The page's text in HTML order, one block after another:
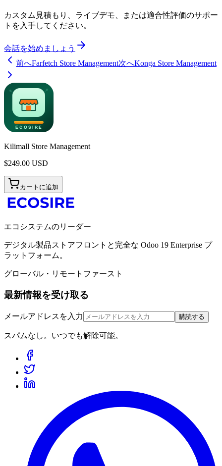
カスタム見積もり、ライブデモ、または適合性評価のサポー
トを入手してください。
会話を始めましょう
前へFarfetch Store Management次へKonga Store Management
Kilimall Store Management
$249.00 USD
カートに追加
エコシステムのリーダー
デジタル製品ストアフロントと完全な Odoo 19 Enterprise プ
ラットフォーム。
グローバル・リモートファースト
最新情報を受け取る
メールアドレスを入力 購読する
スパムなし。いつでも解除可能。